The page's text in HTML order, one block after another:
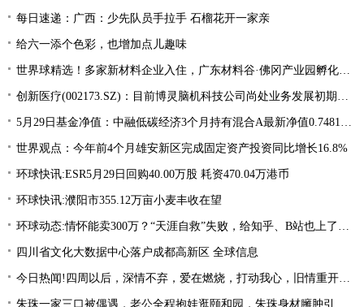
每日速递：广西：少先队员手拉手 石榴花开一家亲
给六一添个色彩，也增加点儿趣味
世界球精选！多家新材料企业入住，广东材料谷·佛冈产业园孵化器开业
创新医疗(002173.SZ)：目前博灵脑机科技公司尚处业务发展初期阶段 热议
5月29日基金净值：中融低碳经济3个月持有混合A最新净值0.7481，涨0.79%
世界观点：今年前4个月雄安新区完成固定资产投资同比增长16.8%
环球快讯:ESR5月29日回购40.00万股 耗资470.04万港币
环球快讯:濮阳市355.12万亩小麦丰收在望
环球动态:情怀能卖300万？“天涯自救”失败，给知乎、B站也上了一课
四川省文化大数据中心落户成都高新区 全球信息
今日热闻!四周以后，深情不弃，爱在燃烧，打动我心，旧情重开，终相拥复合
朱珠一家三口被偶遇，老公全程抱娃逛颐和园，朱珠身材臃肿引争议_天天热推荐